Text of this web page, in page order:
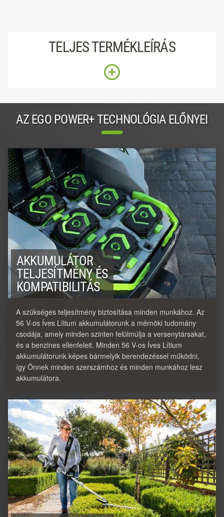
TELJES TERMÉKLEÍRÁS
AZ EGO POWER+ TECHNOLÓGIA ELŐNYEI
AKKUMULÁTOR
TELJESÍTMÉNY ÉS
KOMPATIBILITÁS
A szükséges teljesítmény biztosítása minden munkához. Az
56 V-os Íves Lítium akkumulátorunk a mérnöki tudomány
csodája, amely minden szinten felülmúlja a versenytársakat,
és a benzines ellenfeleit. Minden 56 V-os Íves Lítium
akkumulátorunk képes bármelyik berendezéssel működni,
így Önnek minden szerszámhoz és minden munkához lesz
akkumulátora.